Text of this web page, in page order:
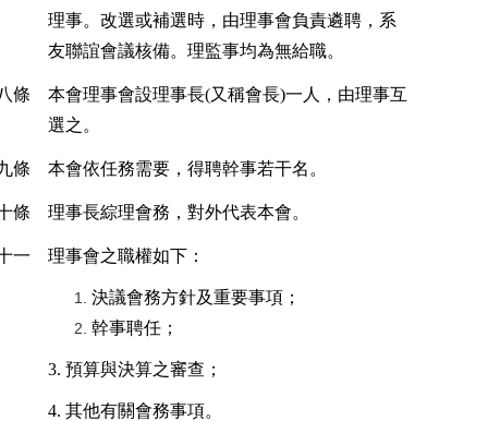
理事。改選或補選時，由理事會負責遴聘，系
友聯誼會議核備。理監事均為無給職。
條 本會理事會設理事長(又稱會長)一人，由理事互
選之。
條 本會依任務需要，得聘幹事若干名。
條 理事長綜理會務，對外代表本會。
一 理事會之職權如下：
決議會務方針及重要事項；
幹事聘任；
3. 預算與決算之審查；
4. 其他有關會務事項。